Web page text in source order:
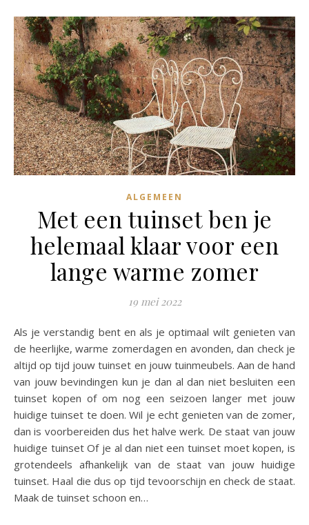
ALGEMEEN
Met een tuinset ben je
helemaal klaar voor een
lange warme zomer
19 mei 2022
Als je verstandig bent en als je optimaal wilt genieten van
de heerlijke, warme zomerdagen en avonden, dan check je
altijd op tijd jouw tuinset en jouw tuinmeubels. Aan de hand
van jouw bevindingen kun je dan al dan niet besluiten een
tuinset kopen of om nog een seizoen langer met jouw
huidige tuinset te doen. Wil je echt genieten van de zomer,
dan is voorbereiden dus het halve werk. De staat van jouw
huidige tuinset Of je al dan niet een tuinset moet kopen, is
grotendeels afhankelijk van de staat van jouw huidige
tuinset. Haal die dus op tijd tevoorschijn en check de staat.
Maak de tuinset schoon en…